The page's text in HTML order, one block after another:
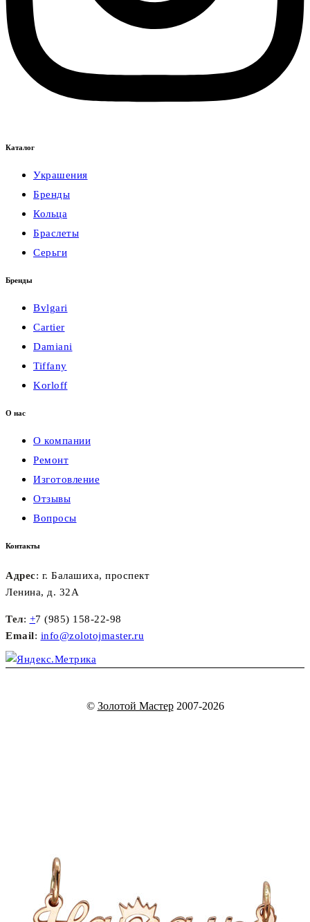
Каталог
Украшения
Бренды
Кольца
Браслеты
Серьги
Бренды
Bvlgari
Cartier
Damiani
Tiffany
Korloff
О нас
О компании
Ремонт
Изготовление
Отзывы
Вопросы
Контакты
Адрес: г. Балашиха, проспект
Ленина, д. 32А
Тел: +7 (985) 158-22-98
Email: info@zolotojmaster.ru
© Золотой Мастер2007-2026